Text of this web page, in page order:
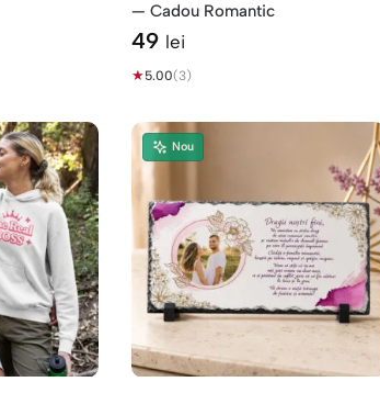
— Cadou Romantic
49 lei
★5.00(3)
Nou